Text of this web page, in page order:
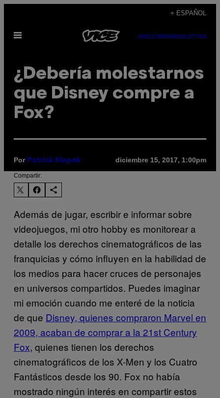
contenido
+ ESPAÑOL
Abrir
SUBSCRIBENEWSLETTER
¿Debería molestarnos
que Disney compre a
Fox?
Por Patrick Klepek diciembre 15, 2017, 1:00pm
Compartir:
Además de jugar, escribir e informar sobre
videojuegos, mi otro hobby es monitorear a
detalle los derechos cinematográficos de las
franquicias y cómo influyen en la habilidad de
los medios para hacer cruces de personajes
en universos compartidos. Puedes imaginar
mi emoción cuando me enteré de la noticia
de que Disney, quienes compraron Marvel en
2009, acaban de comprar a la 21st Century
Fox, quienes tienen los derechos
cinematográficos de los X-Men y los Cuatro
Fantásticos desde los 90. Fox no había
mostrado ningún interés en compartir estos